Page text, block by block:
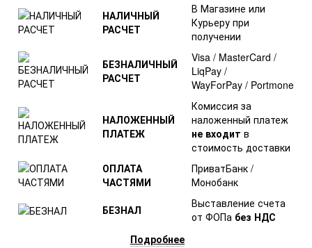
НАЛИЧНЫЙ
РАСЧЕТ
В Магазине или
Курьеру при
получении
БЕЗНАЛИЧНЫЙ
РАСЧЕТ
Visa / MasterCard /
LiqPay /
WayForPay / Portmone
НАЛОЖЕННЫЙ
ПЛАТЕЖ
Комиссия за
наложенный платеж
не входит в
стоимость доставки
ОПЛАТА
ЧАСТЯМИ
ПриватБанк /
Монобанк
БЕЗНАЛ
Выставление счета
от ФОПа без НДС
Подробнее